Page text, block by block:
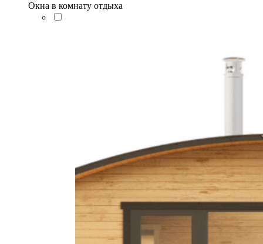
Окна в комнату отдыха